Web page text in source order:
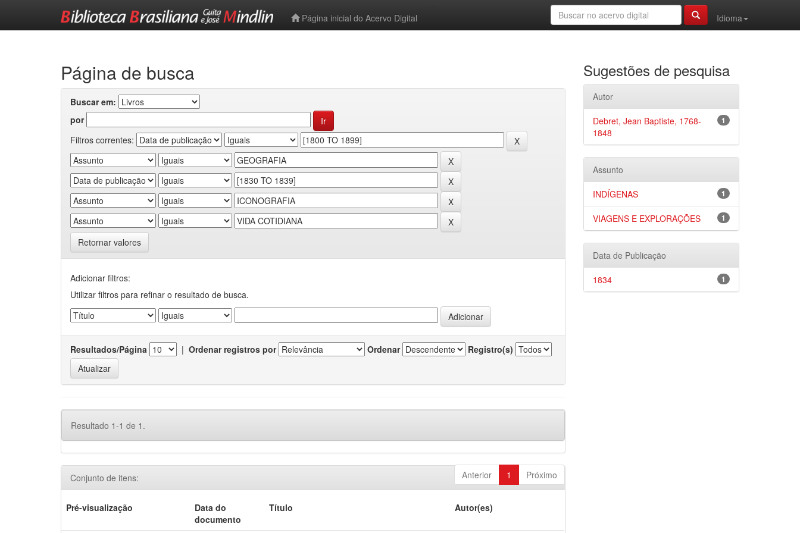
Página inicial do Acervo Digital
Idioma
Página de busca
Buscar em:
por
Filtros correntes:
Retornar valores
Adicionar filtros:
Utilizar filtros para refinar o resultado de busca.
Resultados/Página | Ordenar registros por Ordenar Registro(s)
Resultado 1-1 de 1.
Anterior 1 Próximo
Conjunto de itens:
Pré-visualização
Data do
documento
Título Autor(es)
Sugestões de pesquisa
Autor
1
Debret, Jean Baptiste, 1768-
1848
Assunto
1
INDÍGENAS
1
VIAGENS E EXPLORAÇÕES
Data de Publicação
1
1834